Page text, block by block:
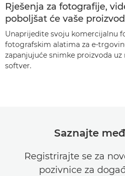
Rješenja za fotografije,
poboljšat će vaše
Unaprijedite svoju komercijalnu
fotografskim alatima za e-
zapanjujuće snimke proizvoda
softver.
Saznajte
Registrirajte se za
pozivnice za